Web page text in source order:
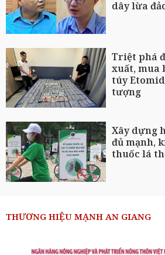
dây lừa
Triệt phá
xuất, mua
túy
tượng
Xây dựng
đủ mạnh,
thuốc lá
THƯƠNG HIỆU MẠNH AN GIANG